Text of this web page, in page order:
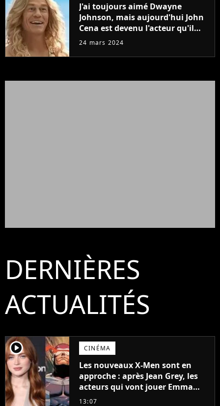
J'ai toujours aimé Dwayne
Johnson, mais aujourd'hui John
Cena est devenu l'acteur qu'il
rêvait d'être (et Ricky Stanicky le
24 mars 2024
DERNIÈRES
ACTUALITÉS
player2 CINÉMA
Les nouveaux X-Men sont en
approche : après Jean Grey, les
acteurs qui vont jouer Emma
Frost et Cyclope trouvés !
13:07